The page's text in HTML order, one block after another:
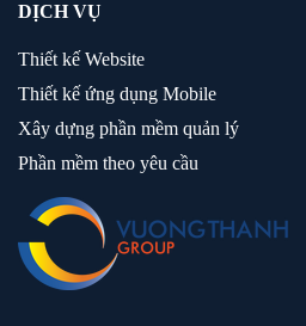
DỊCH VỤ
Thiết kế Website
Thiết kế ứng dụng Mobile
Xây dựng phần mềm quản lý
Phần mềm theo yêu cầu